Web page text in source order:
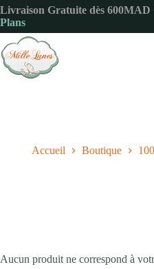
Passer
au
contenu
Livraison Gratuite dès 600MAD
Plans
Accueil Boutique
Aucun produit ne correspond à